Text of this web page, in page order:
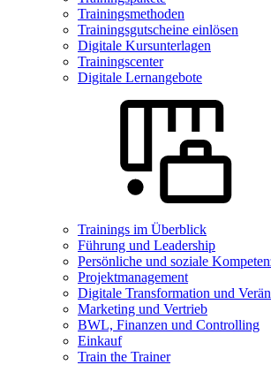
Trainingsmethoden
Trainingsgutscheine einlösen
Digitale Kursunterlagen
Trainingscenter
Digitale Lernangebote
Trainings im Überblick
Führung und Leadership
Persönliche und soziale
Projektmanagement
Digitale Transformation und
Marketing und Vertrieb
BWL, Finanzen und Controlling
Einkauf
Train the Trainer